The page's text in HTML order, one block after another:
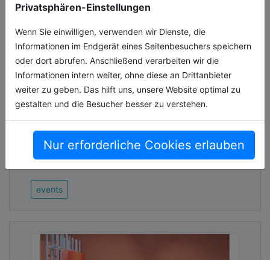
Privatsphären-Einstellungen
Wenn Sie einwilligen, verwenden wir Dienste, die
Informationen im Endgerät eines Seitenbesuchers speichern
oder dort abrufen. Anschließend verarbeiten wir die
Informationen intern weiter, ohne diese an Drittanbieter
weiter zu geben. Das hilft uns, unsere Website optimal zu
gestalten und die Besucher besser zu verstehen.
Nur erforderliche Cookies erlauben
Forschung, Innovation und große
Technik auf der NordBau 2026
Die NordBau umfasst seit jeher ein
umfangreiches Angebot für gewerbliche,
öffentliche sowie private Bauherren – so auch
in ihrer 71. Ausgabe, die vom 9.-13. Sep[...]
events